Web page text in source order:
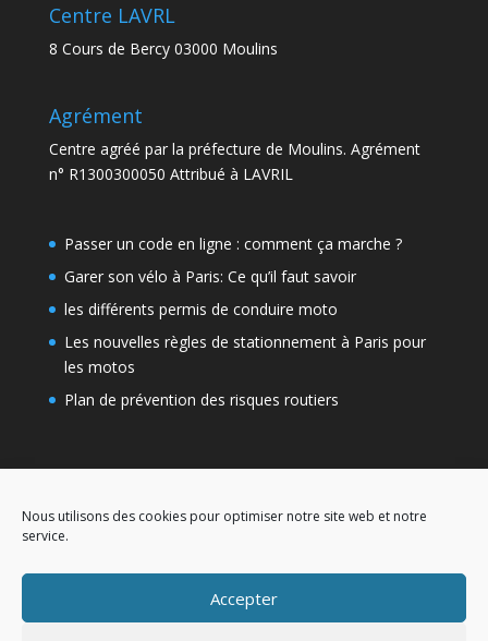
Nous utilisons des cookies pour optimiser notre site web et notre
service.
Accepter
Centre LAVRL
8 Cours de Bercy 03000 Moulins
Agrément
Centre agréé par la préfecture de Moulins. Agrément
n° R1300300050 Attribué à LAVRIL
Passer un code en ligne : comment ça marche ?
Garer son vélo à Paris: Ce qu’il faut savoir
les différents permis de conduire moto
Les nouvelles règles de stationnement à Paris pour
les motos
Plan de prévention des risques routiers
Examen du code moto